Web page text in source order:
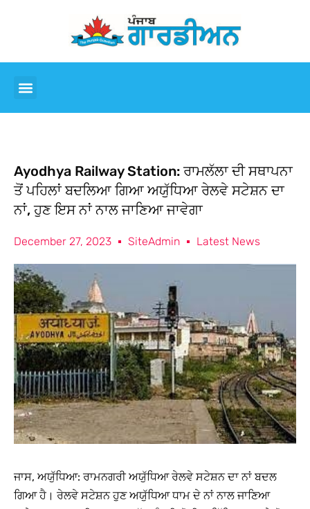
Ayodhya Railway Station: ਰਾਮਲੱਲਾ ਦੀ ਸਥਾਪਨਾ
ਤੋਂ ਪਹਿਲਾਂ ਬਦਲਿਆ ਗਿਆ ਅਯੁੱਧਿਆ ਰੇਲਵੇ ਸਟੇਸ਼ਨ ਦਾ
ਨਾਂ, ਹੁਣ ਇਸ ਨਾਂ ਨਾਲ ਜਾਣਿਆ ਜਾਵੇਗਾ
December 27, 2023 SiteAdmin Latest News
ਜਾਸ, ਅਯੁੱਧਿਆ: ਰਾਮਨਗਰੀ ਅਯੁੱਧਿਆ ਰੇਲਵੇ ਸਟੇਸ਼ਨ ਦਾ ਨਾਂ ਬਦਲ
ਗਿਆ ਹੈ। ਰੇਲਵੇ ਸਟੇਸ਼ਨ ਹੁਣ ਅਯੁੱਧਿਆ ਧਾਮ ਦੇ ਨਾਂ ਨਾਲ ਜਾਣਿਆ